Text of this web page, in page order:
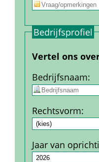
Bedrijfs­profiel
Vertel ons
Bedrijfs­naam:
Rechtsvorm:
Jaar van